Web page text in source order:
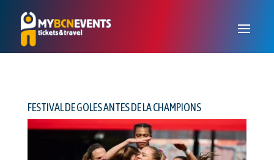
FESTIVAL DE GOLES ANTES DE LA CHAMPIONS